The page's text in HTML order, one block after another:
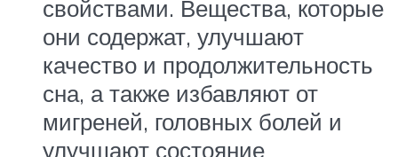
свойствами. Вещества, которые
они содержат, улучшают
качество и продолжительность
сна, а также избавляют от
мигреней, головных болей и
улучшают состояние